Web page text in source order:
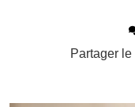
Partager le